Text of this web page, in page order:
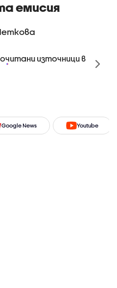
емисия
източници в
Google News Youtube